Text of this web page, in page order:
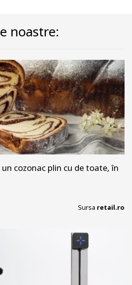
noastre:
cozonac plin cu de toate, în
Sursa retail.ro